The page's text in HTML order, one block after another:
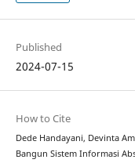
Published
2024-07-15
How to Cite
Dede Handayani, Devinta
Bangun Sistem Informasi